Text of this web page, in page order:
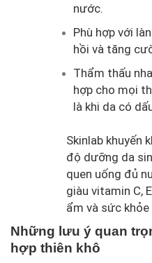
nước.
Phù hợp với
hồi và tăng
Thẩm thấu
hợp cho mọi
là khi da có
Skinlab khuyến
độ dưỡng da
quen uống đủ
giàu vitamin C,
ẩm và sức
Những lưu ý quan
hợp thiên khô